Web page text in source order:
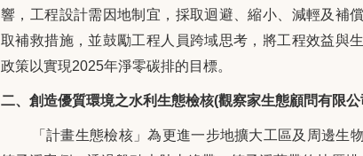
響，工程設計需因地制宜，採取迴避、縮小、減輕及補
取補救措施，並鼓勵工程人員跨域思考，將工程效益與
政策以實現2025年淨零碳排的目標。
二、創造優質環境之水利生態檢核(觀察家生態顧問有限
「計畫生態檢核」為更進一步地擴大工區及周邊生